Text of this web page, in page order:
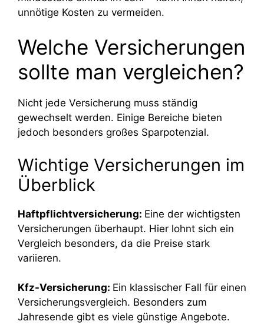
unnötige Kosten zu vermeiden.
Welche Versicherungen
sollte man vergleichen?
Nicht jede Versicherung muss ständig
gewechselt werden. Einige Bereiche bieten
jedoch besonders großes Sparpotenzial.
Wichtige Versicherungen im
Überblick
Haftpflichtversicherung: Eine der wichtigsten
Versicherungen überhaupt. Hier lohnt sich ein
Vergleich besonders, da die Preise stark
variieren.
Kfz-Versicherung: Ein klassischer Fall für einen
Versicherungsvergleich. Besonders zum
Jahresende gibt es viele günstige Angebote.